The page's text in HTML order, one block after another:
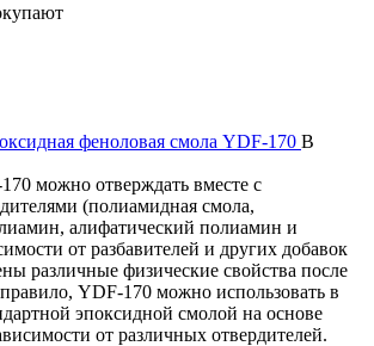
феноловая смола YDF-170 В
можно отверждать вместе с
(полиамидная смола,
алифатический полиамин и
от разбавителей и других добавок
различные физические свойства после
YDF-170 можно использовать в
эпоксидной смолой на основе
от различных отвердителей.